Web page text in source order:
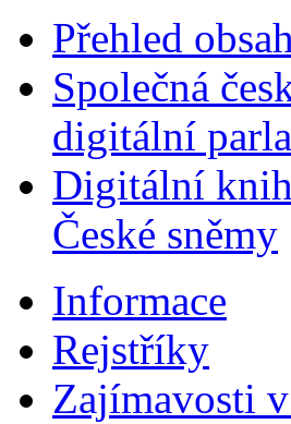
Přehled
Společná
digitální
Digitální
České sněmy
Informace
Rejstříky
Zajímavosti